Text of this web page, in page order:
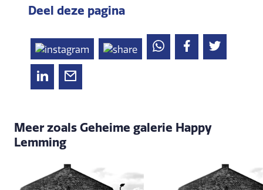
Deel deze pagina
Meer zoals Geheime galerie Happy
Lemming